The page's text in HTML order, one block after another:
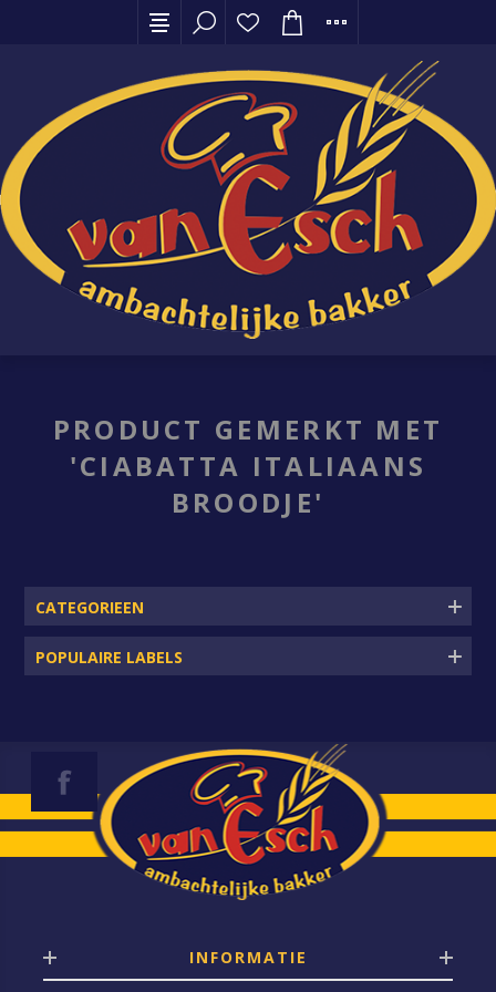
PRODUCT GEMERKT MET
'CIABATTA ITALIAANS
BROODJE'
CATEGORIEEN
POPULAIRE LABELS
INFORMATIE